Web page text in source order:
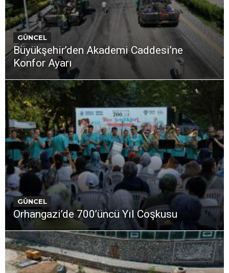
GÜNCEL
Büyükşehir’den Akademi Caddesi’ne
Konfor Ayarı
GÜNCEL
Orhangazi’de 700’üncü Yıl Coşkusu